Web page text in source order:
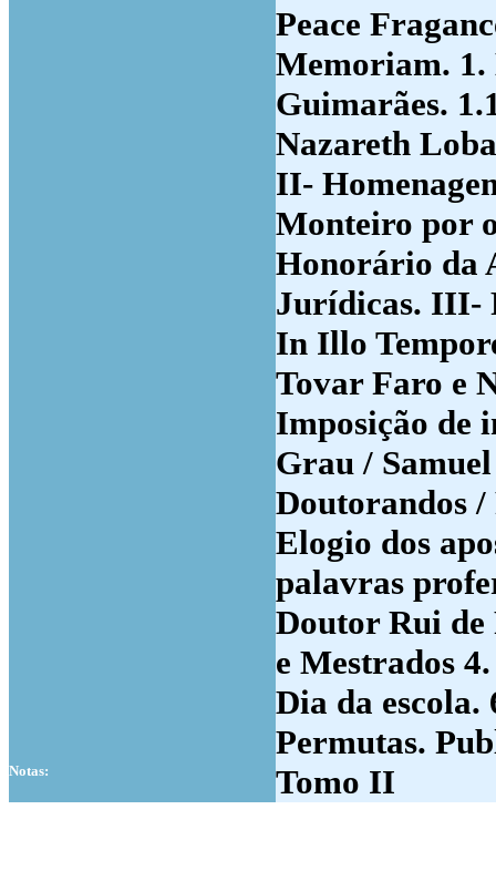
Peace
Memoriam.
Guimarães.
Nazareth
II-
Monteiro por
Honorário da
Jurídicas. III-
In Illo
Tovar Faro e
Imposição de
Grau /
Doutorandos /
Elogio dos
palavras
Doutor Rui de
e Mestrados
Dia da escola.
Permutas.
Notas: Tomo II